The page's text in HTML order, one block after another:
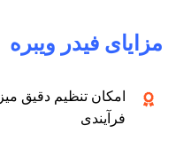
مزایای فیدر ویبره
امکان تنظیم دقیق
فرآیندی